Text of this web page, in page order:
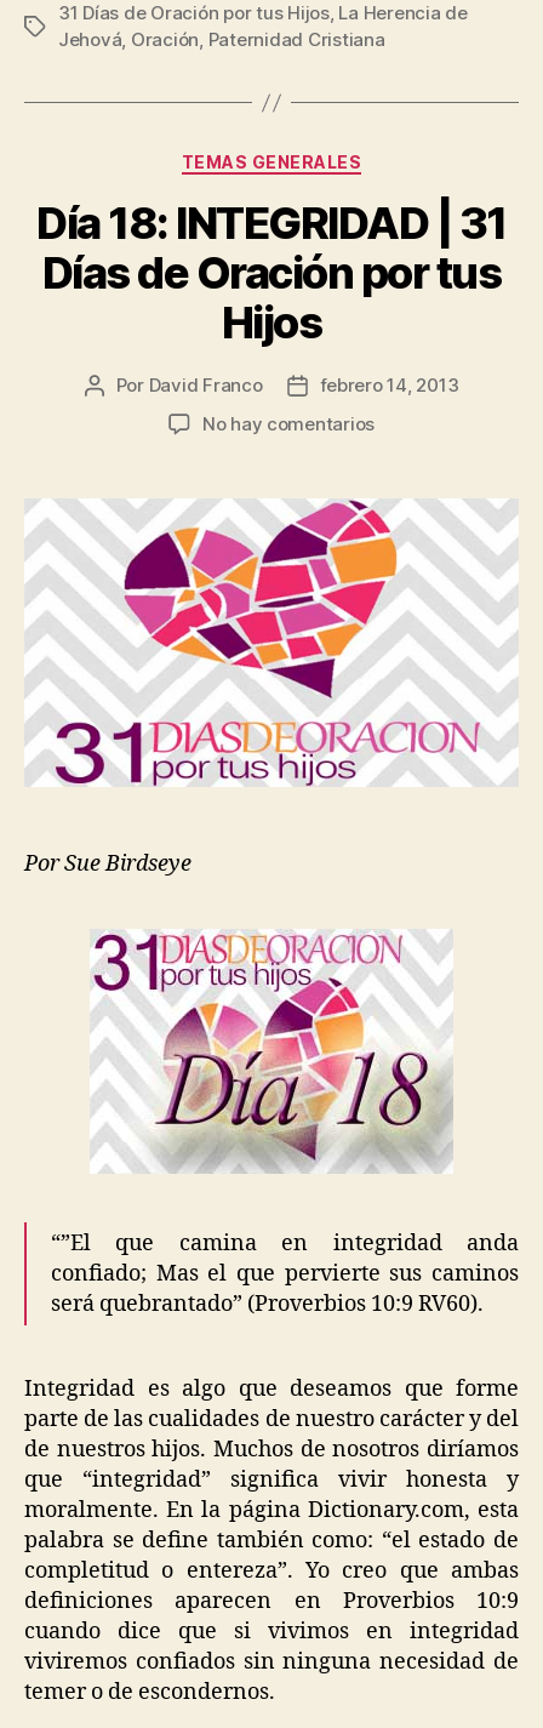
Etiquetas
31 Días de Oración por tus Hijos, La Herencia de
Jehová, Oración, Paternidad Cristiana
Categorías
TEMAS GENERALES
Día 18: INTEGRIDAD | 31
Días de Oración por tus
Hijos
Autor
Por David Franco
Fechafebrero 14, 2013
No hay comentariosen
INTEGRIDAD
|
31
Días
de
Oración
por
tus
Hijos
Por Sue Birdseye
“”El que camina en integridad anda
confiado; Mas el que pervierte sus caminos
será quebrantado” (Proverbios 10:9 RV60).
Integridad es algo que deseamos que forme
parte de las cualidades de nuestro carácter y del
de nuestros hijos. Muchos de nosotros diríamos
que “integridad” significa vivir honesta y
moralmente. En la página Dictionary.com, esta
palabra se define también como: “el estado de
completitud o entereza”. Yo creo que ambas
definiciones aparecen en Proverbios 10:9
cuando dice que si vivimos en integridad
viviremos confiados sin ninguna necesidad de
temer o de escondernos.